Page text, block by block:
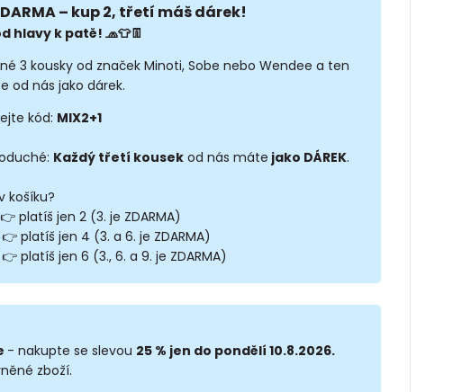
– kup 2, třetí máš dárek!
hlavy k patě! 🧢👕👖
3 kousky od značek Minoti, Sobe nebo Wendee a ten
od nás jako dárek.
kód: MIX2+1
Každý třetí kousekod nás máte jako DÁREK.
košíku?
platíš jen 2 (3. je ZDARMA)
platíš jen 4 (3. a 6. je ZDARMA)
platíš jen 6 (3., 6. a 9. je ZDARMA)
- nakupte se slevou 25 % jen do pondělí 10.8.2026.
zboží.